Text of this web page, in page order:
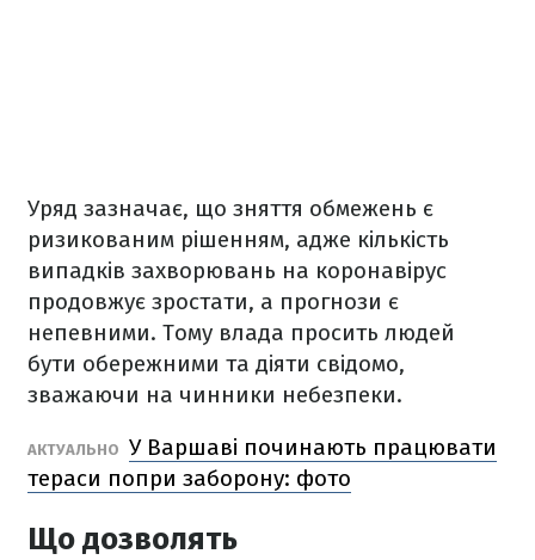
Уряд зазначає, що зняття обмежень є
ризикованим рішенням, адже кількість
випадків захворювань на коронавірус
продовжує зростати, а прогнози є
непевними. Тому влада просить людей
бути обережними та діяти свідомо,
зважаючи на чинники небезпеки.
АКТУАЛЬНО У Варшаві починають працювати
тераси попри заборону: фото
Що дозволять